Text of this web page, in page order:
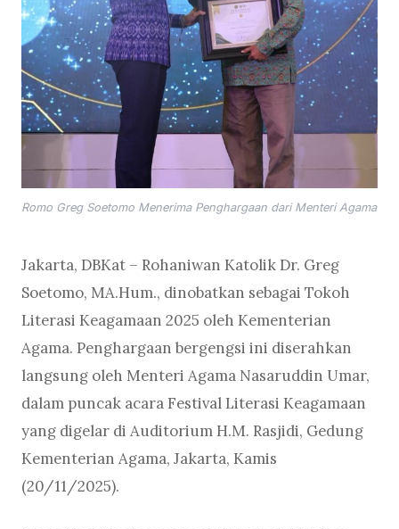
Romo Greg Soetomo Menerima Penghargaan dari Menteri Agama
Jakarta, DBKat – Rohaniwan Katolik Dr. Greg
Soetomo, MA.Hum., dinobatkan sebagai Tokoh
Literasi Keagamaan 2025 oleh Kementerian
Agama. Penghargaan bergengsi ini diserahkan
langsung oleh Menteri Agama Nasaruddin Umar,
dalam puncak acara Festival Literasi Keagamaan
yang digelar di Auditorium H.M. Rasjidi, Gedung
Kementerian Agama, Jakarta, Kamis
(20/11/2025).